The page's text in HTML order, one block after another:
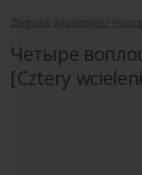
Zbigniew Włodzimierz
Четыре
[Cztery